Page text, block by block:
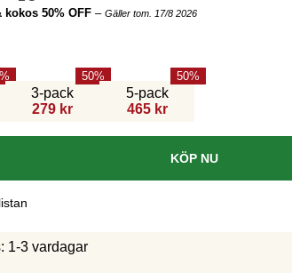
kokos 50% OFF – Gäller tom. 17/8 2026
3-pack
279 kr
50
5-pack
465 kr
50
KÖP NU
1-3 vardagar